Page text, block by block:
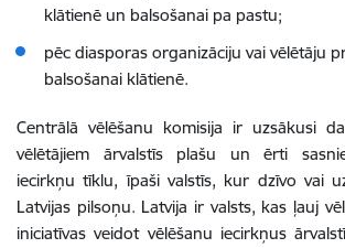
klātienē un balsošanai pa pastu;
pēc diasporas organizāciju vai vēlētāju
balsošanai klātienē.
Centrālā vēlēšanu komisija ir uzsākusi
vēlētājiem ārvalstīs plašu un ērti
iecirkņu tīklu, īpaši valstīs, kur dzīvo vai
Latvijas pilsoņu. Latvija ir valsts, kas ļauj
iniciatīvas veidot vēlēšanu iecirkņus